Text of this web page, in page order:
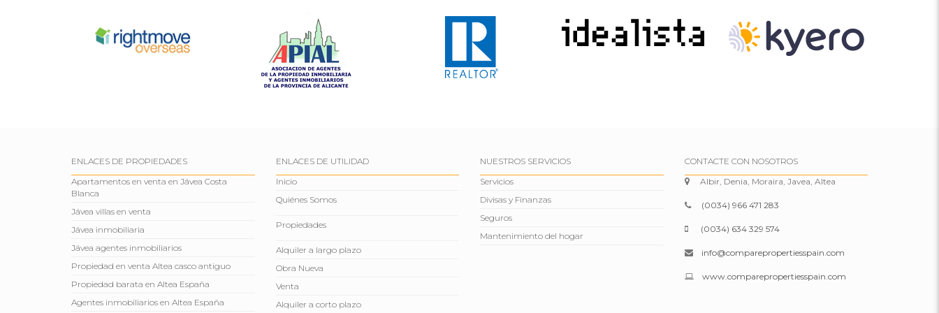
ENLACES DE PROPIEDADES
Apartamentos en venta en Jávea Costa
Blanca
Jávea villas en venta
Jávea inmobiliaria
Jávea agentes inmobiliarios
Propiedad en venta Altea casco antiguo
Propiedad barata en Altea España
Agentes inmobiliarios en Altea España
ENLACES DE UTILIDAD
Inicio
Quiénes Somos
Propiedades
Alquiler a largo plazo
Obra Nueva
Venta
Alquiler a corto plazo
NUESTROS SERVICIOS
Servicios
Divisas y Finanzas
Seguros
Mantenimiento del hogar
CONTACTE CON NOSOTROS
Albir, Denia, Moraira, Javea, Altea
(0034) 966 471 283
(0034) 634 329 574
info@comparepropertiesspain.com
www.comparepropertiesspain.com